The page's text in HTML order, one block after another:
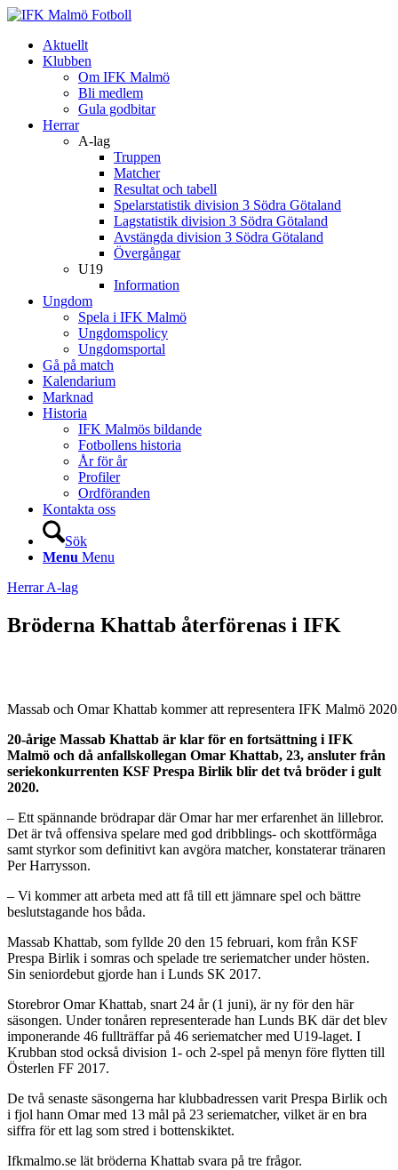
Aktuellt
Klubben
Om IFK Malmö
Bli medlem
Gula godbitar
Herrar
A-lag
Truppen
Matcher
Resultat och tabell
Spelarstatistik division 3 Södra Götaland
Lagstatistik division 3 Södra Götaland
Avstängda division 3 Södra Götaland
Övergångar
U19
Information
Ungdom
Spela i IFK Malmö
Ungdomspolicy
Ungdomsportal
Gå på match
Kalendarium
Marknad
Historia
IFK Malmös bildande
Fotbollens historia
År för år
Profiler
Ordföranden
Kontakta oss
Sök
Menu Menu
Herrar A-lag
Bröderna Khattab återförenas i IFK
Massab och Omar Khattab kommer att representera IFK Malmö
20-årige Massab Khattab är klar för en fortsättning i IFK
Malmö och då anfallskollegan Omar Khattab, 23, ansluter från
seriekonkurrenten KSF Prespa Birlik blir det två bröder i gult
2020.
– Ett spännande brödrapar där Omar har mer erfarenhet än lillebror.
Det är två offensiva spelare med god dribblings- och skottförmåga
samt styrkor som definitivt kan avgöra matcher, konstaterar tränaren
Per Harrysson.
– Vi kommer att arbeta med att få till ett jämnare spel och bättre
beslutstagande hos båda.
Massab Khattab, som fyllde 20 den 15 februari, kom från KSF
Prespa Birlik i somras och spelade tre seriematcher under hösten.
Sin seniordebut gjorde han i Lunds SK 2017.
Storebror Omar Khattab, snart 24 år (1 juni), är ny för den här
säsongen. Under tonåren representerade han Lunds BK där det blev
imponerande 46 fullträffar på 46 seriematcher med U19-laget. I
Krubban stod också division 1- och 2-spel på menyn före flytten till
Österlen FF 2017.
De två senaste säsongerna har klubbadressen varit Prespa Birlik och
i fjol hann Omar med 13 mål på 23 seriematcher, vilket är en bra
siffra för ett lag som stred i bottenskiktet.
Ifkmalmo.se lät bröderna Khattab svara på tre frågor.